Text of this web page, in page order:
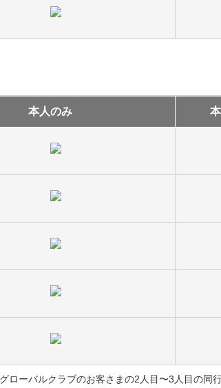
本人のみ
ローバルクラブのお客さまの2人目〜3人目の同